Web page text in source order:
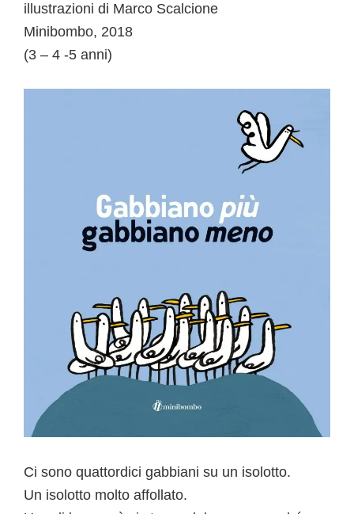
illustrazioni di Marco Scalcione
Minibombo, 2018
(3 – 4 -5 anni)
Ci sono quattordici gabbiani su un isolotto.
Un isolotto molto affollato.